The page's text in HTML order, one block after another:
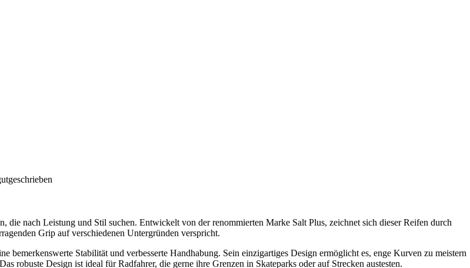
nach Leistung und Stil suchen. Entwickelt von der renommierten Marke Salt Plus, zeichnet sich dieser Reifen durch
Grip auf verschiedenen Untergründen verspricht.
Stabilität und verbesserte Handhabung. Sein einzigartiges Design ermöglicht es, enge Kurven zu meistern
robuste Design ist ideal für Radfahrer, die gerne ihre Grenzen in Skateparks oder auf Strecken austesten.